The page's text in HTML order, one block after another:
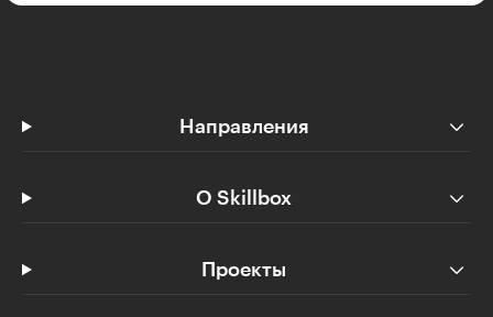
Направления
О Skillbox
Проекты